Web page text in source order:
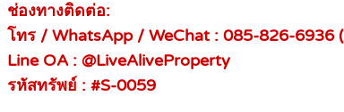
ช่องทางติดต่อ:
โทร / WhatsApp / WeChat : 085-826-6936
Line OA : @LiveAliveProperty
รหัสทรัพย์ : #S-0059